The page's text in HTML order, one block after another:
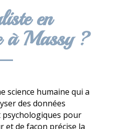
en
à Massy ?
science humaine qui a
des données
psychologiques pour
de façon précise la